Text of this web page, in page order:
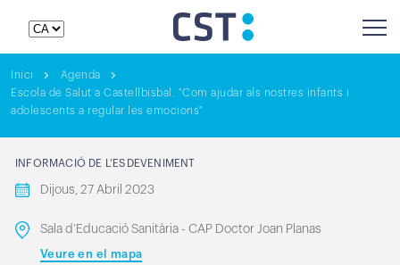
Inici
Agenda
Escola de Salut a Castellbisbal. "Com ajudar als nostres infants i
adolescents a regular les emocions"
INFORMACIÓ DE L’ESDEVENIMENT
Dijous, 27 Abril 2023
Sala d’Educació Sanitària - CAP Doctor Joan Planas
Veure en el mapa